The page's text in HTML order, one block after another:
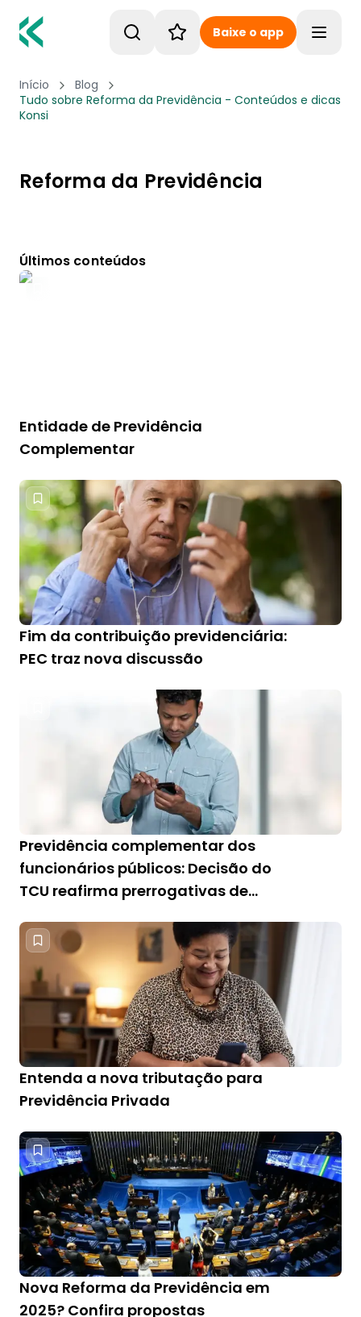
Baixe o app
Início
Blog
Tudo sobre Reforma da Previdência - Conteúdos e dicas
Konsi
Reforma da Previdência
Últimos conteúdos
Entidade de Previdência
Complementar
Fim da contribuição previdenciária:
PEC traz nova discussão
Previdência complementar dos
funcionários públicos: Decisão do
TCU reafirma prerrogativas de
Entenda a nova tributação para
Previdência Privada
Nova Reforma da Previdência em
2025? Confira propostas